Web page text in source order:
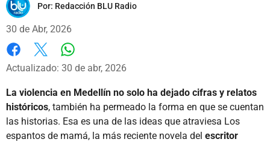
Por: Redacción BLU Radio
30 de Abr, 2026
Facebook
X
Actualizado: 30 de abr, 2026
La violencia en Medellín no solo ha dejado cifras y relatos
históricos, también ha permeado la forma en que se cuentan
las historias. Esa es una de las ideas que atraviesa Los
espantos de mamá, la más reciente novela del escritor